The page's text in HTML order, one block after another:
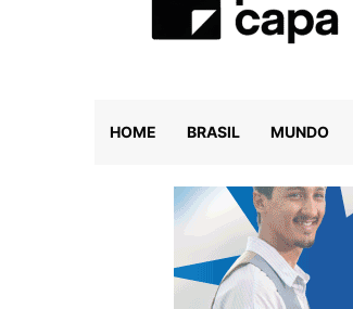
HOME BRASIL MUNDO